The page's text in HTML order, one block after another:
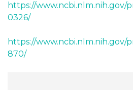
https://www.ncbi.nlm.nih.gov/
0326/
https://www.ncbi.nlm.nih.gov/
870/